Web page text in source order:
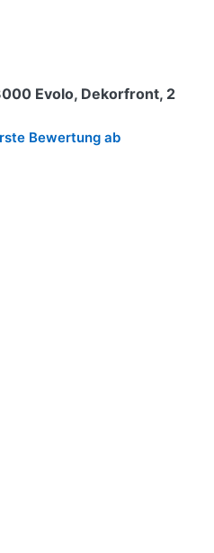
Evolo, Dekorfront, 2
Bewertung ab